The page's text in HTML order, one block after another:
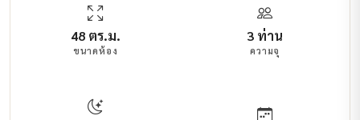
48 ตร.ม.
ขนาดห้อง
3 ท่าน
ความจุ